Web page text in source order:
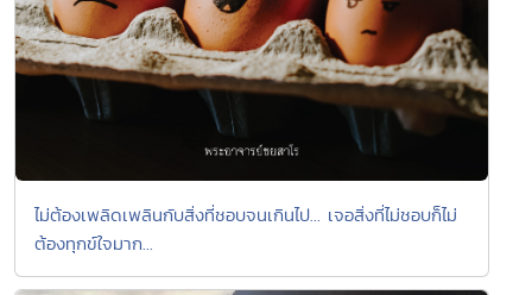
ไม่ต้องเพลิดเพลินกับสิ่งที่ชอบจนเกินไป... เจอสิ่งที่ไม่ชอบก็ไม่
ต้องทุกข์ใจมาก...